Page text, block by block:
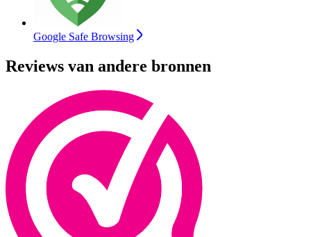
Google Safe Browsing
Reviews van andere bronnen